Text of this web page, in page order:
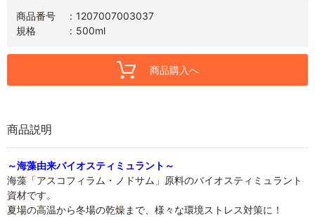
商品番号
1207007003037
規格
500ml
商品購入へ
商品説明
～海藻由来バイオスティミュラント～
海藻「アスコフィラム・ノドサム」原料のバイオスティミュラント
資材です。
夏場の高温から冬場の乾燥まで、様々な環境ストレス対策に！